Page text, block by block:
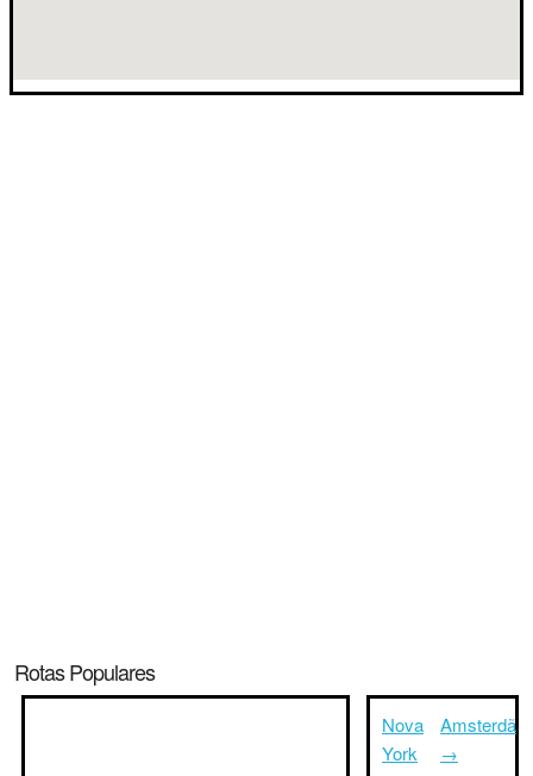
Rotas Populares
Nova
York
Amsterdã
→